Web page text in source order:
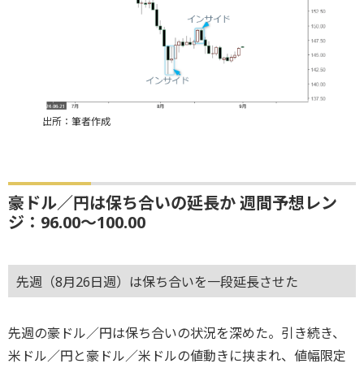
出所：筆者作成
豪ドル／円は保ち合いの延長か 週間予想レン
ジ：96.00～100.00
先週（8月26日週）は保ち合いを一段延長させた
先週の豪ドル／円は保ち合いの状況を深めた。引き続き、
米ドル／円と豪ドル／米ドルの値動きに挟まれ、値幅限定